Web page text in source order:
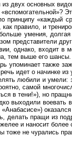
двух основных
«вспомогательной»?
принципу «каждый
как правило, и
умения,
представители
однако, входит в
тем выше его шансы.
упоминает также
речь идет о начинке
любили и умели:
самой
в тени!»), но
выходили
«Анабасисе»)
делать пращи из
и наносит более
тоже не чурались